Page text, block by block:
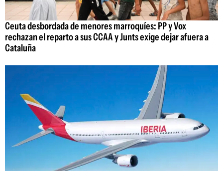
Ceuta desbordada de menores marroquíes: PP y Vox
rechazan el reparto a sus CCAA y Junts exige dejar afuera a
Cataluña